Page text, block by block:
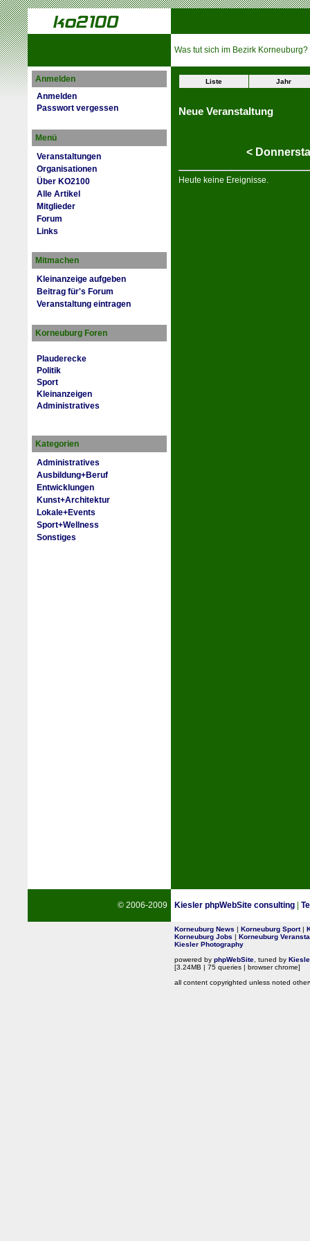
Was tut sich im Bezirk Korneuburg?
Anmelden
Anmelden
Passwort vergessen
Menü
Veranstaltungen
Organisationen
Über KO2100
Alle Artikel
Mitglieder
Forum
Links
Mitmachen
Kleinanzeige aufgeben
Beitrag für's Forum
Veranstaltung eintragen
Korneuburg Foren
Plauderecke
Politik
Sport
Kleinanzeigen
Administratives
Kategorien
Administratives
Ausbildung+Beruf
Entwicklungen
Kunst+Architektur
Lokale+Events
Sport+Wellness
Sonstiges
Liste Jahr
Neue Veranstaltung
<
Heute keine Ereignisse.
© 2006-2009 Kiesler phpWebSite consulting
Korneuburg News | Korneuburg Sport|
Korneuburg Jobs | Korneuburg
Kiesler Photography
powered by phpWebSite , tuned by
[3.24MB | 75 queries | browser chrome]
all content copyrighted unless noted